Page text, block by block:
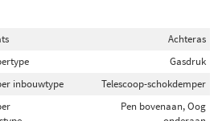
Achteras
Gasdruk
inbouwtype
Telescoop-schokdemper
Pen bovenaan, Oog